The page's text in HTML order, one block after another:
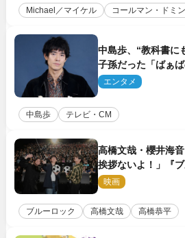
Michael／マイケル コールマン・ドミ
中島歩、“教科書に
子孫だった「ばぁば
エンタメ
中島歩 テレビ・CM
高橋文哉・櫻井海
挨拶ないよ！」『
イベントレポート
映画
ブルーロック 高橋文哉 高橋恭平